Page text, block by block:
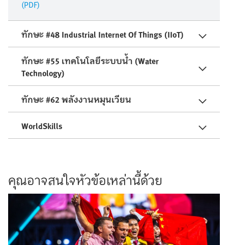
(PDF)
ทักษะ #48 Industrial Internet Of Things (IIoT)
ทักษะ #55 เทคโนโลยีระบบน้ำ (Water
Technology)
ทักษะ #62 พลังงานหมุนเวียน
WorldSkills
คุณอาจสนใจหัวข้อเหล่านี้ด้วย